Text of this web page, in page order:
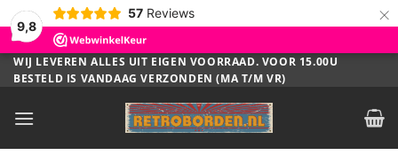
9,8
57 Reviews ×
Ga
naar
WIJ LEVEREN ALLES UIT EIGEN VOORRAAD. VOOR 15.00U
BESTELD IS VANDAAG VERZONDEN (MA T/M VR)